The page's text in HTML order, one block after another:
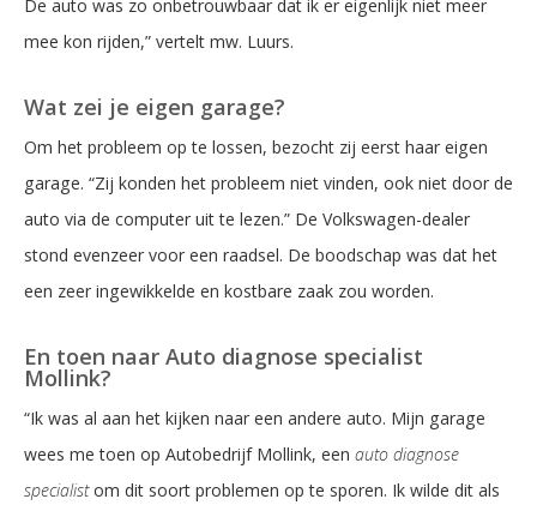
De auto was zo onbetrouwbaar dat ik er eigenlijk niet meer
mee kon rijden,” vertelt mw. Luurs.
Wat zei je eigen garage?
Om het probleem op te lossen, bezocht zij eerst haar eigen
garage. “Zij konden het probleem niet vinden, ook niet door de
auto via de computer uit te lezen.” De Volkswagen-dealer
stond evenzeer voor een raadsel. De boodschap was dat het
een zeer ingewikkelde en kostbare zaak zou worden.
En toen naar Auto diagnose specialist
Mollink?
“Ik was al aan het kijken naar een andere auto. Mijn garage
wees me toen op Autobedrijf Mollink, een auto diagnose
specialistom dit soort problemen op te sporen. Ik wilde dit als